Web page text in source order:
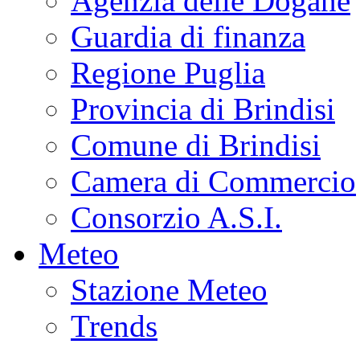
Guardia di finanza
Regione Puglia
Provincia di Brindisi
Comune di Brindisi
Camera di Commercio
Consorzio A.S.I.
Meteo
Stazione Meteo
Trends